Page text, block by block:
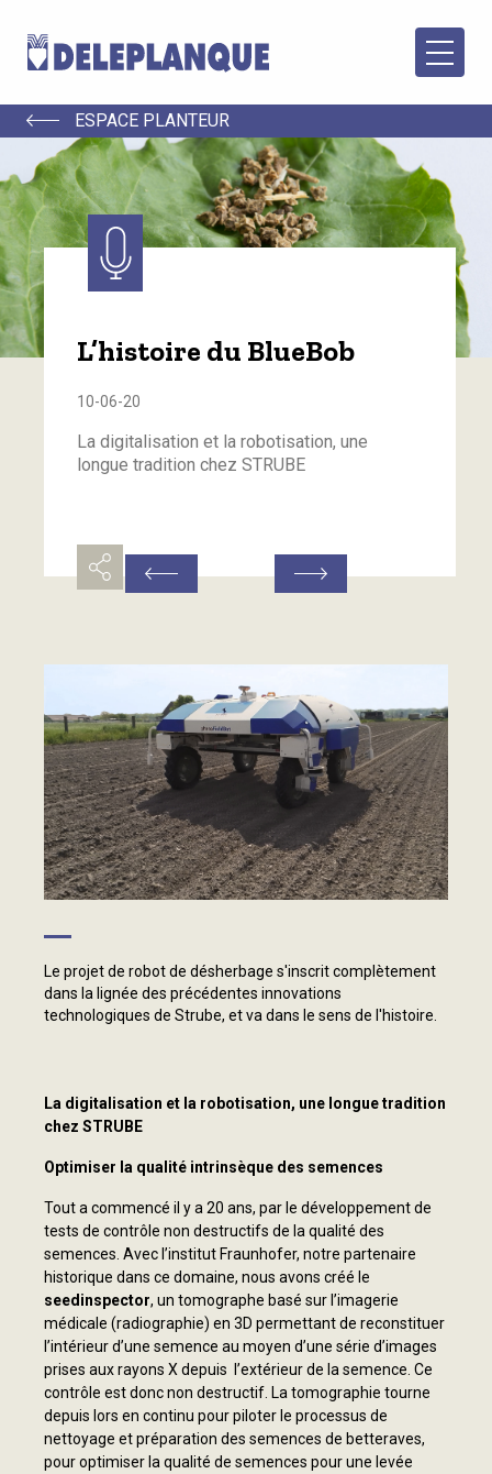
ESPACE PLANTEUR
L’histoire du BlueBob
10-06-20
La digitalisation et la robotisation, une
longue tradition chez STRUBE
Le projet de robot de désherbage s'inscrit complètement
dans la lignée des précédentes innovations
technologiques de Strube, et va dans le sens de l'histoire.
La digitalisation et la robotisation, une longue tradition
chez STRUBE
Optimiser la qualité intrinsèque des semences
Tout a commencé il y a 20 ans, par le développement de
tests de contrôle non destructifs de la qualité des
semences. Avec l’institut Fraunhofer, notre partenaire
historique dans ce domaine, nous avons créé le
seedinspector, un tomographe basé sur l’imagerie
médicale (radiographie) en 3D permettant de reconstituer
l’intérieur d’une semence au moyen d’une série d’images
prises aux rayons X depuis l’extérieur de la semence. Ce
contrôle est donc non destructif. La tomographie tourne
depuis lors en continu pour piloter le processus de
nettoyage et préparation des semences de betteraves,
pour optimiser la qualité de semences pour une levée